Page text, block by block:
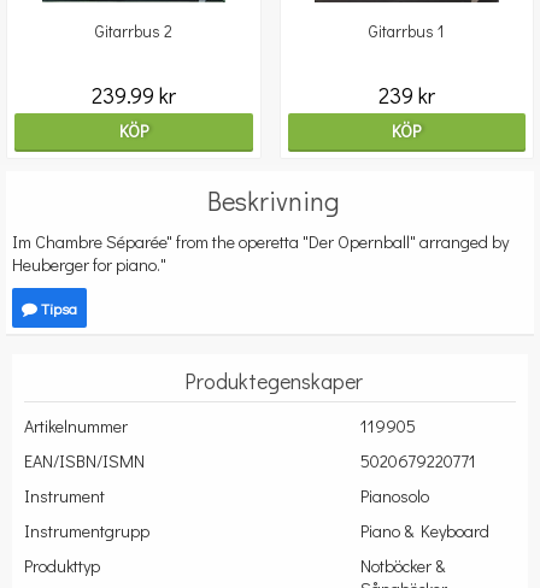
Gitarrbus 2
239.99 kr
KÖP
Gitarrbus 1
239 kr
KÖP
Beskrivning
Im Chambre Séparée" from the operetta "Der Opernball" arranged by
Heuberger for piano."
Tipsa
Produktegenskaper
Artikelnummer
119905
EAN/ISBN/ISMN
5020679220771
Instrument
Pianosolo
Instrumentgrupp
Piano & Keyboard
Produkttyp
Notböcker &